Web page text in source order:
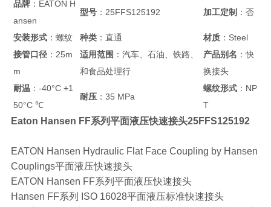
品牌：EATON H
ansen
型号：25FFS125192 加工定制：否
安装形式：螺纹 种类：直通 材质：Steel
接管口径：25m
m
适用范围 ：汽车、石油、铁路、
和食品处理行
产品别名 ：快
换接头
耐温 ：-40°C +1
50°C ℃
耐压：35 MPa
螺纹形式：NP
T
Eaton Hansen FF系列平面液压快速接头25FFS125192
EATON Hansen Hydraulic Flat Face Coupling by Hansen
Couplings平面液压快速接头
EATON Hansen FF系列平面液压快速接头
Hansen FF系列 ISO 16028平面液压标准快速接头